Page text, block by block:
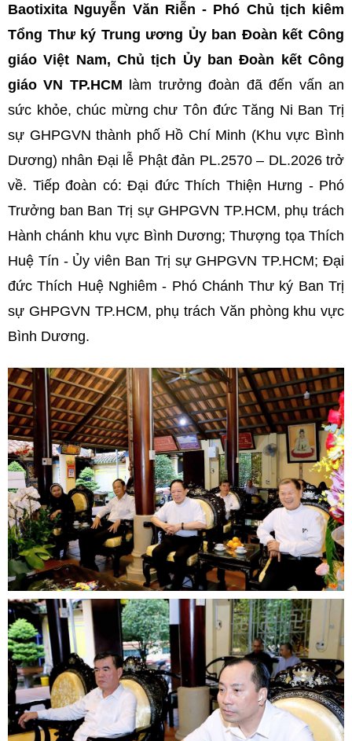
Baotixita Nguyễn Văn Riễn - Phó Chủ tịch kiêm
Tổng Thư ký Trung ương Ủy ban Đoàn kết Công
giáo Việt Nam, Chủ tịch Ủy ban Đoàn kết Công
giáo VN TP.HCM làm trưởng đoàn đã đến vấn an
sức khỏe, chúc mừng chư Tôn đức Tăng Ni Ban Trị
sự GHPGVN thành phố Hồ Chí Minh (Khu vực Bình
Dương) nhân Đại lễ Phật đản PL.2570 – DL.2026 trở
về. Tiếp đoàn có: Đại đức Thích Thiện Hưng - Phó
Trưởng ban Ban Trị sự GHPGVN TP.HCM, phụ trách
Hành chánh khu vực Bình Dương; Thượng tọa Thích
Huệ Tín - Ủy viên Ban Trị sự GHPGVN TP.HCM; Đại
đức Thích Huệ Nghiêm - Phó Chánh Thư ký Ban Trị
sự GHPGVN TP.HCM, phụ trách Văn phòng khu vực
Bình Dương.